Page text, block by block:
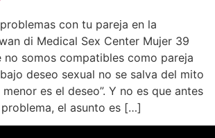
con tu pareja en la
di Medical Sex Center Mujer 39
no somos compatibles como pareja
deseo sexual no se salva del mito
es el deseo”. Y no es que antes
el asunto es […]